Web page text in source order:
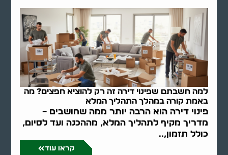
למה חשבתם שפינוי דירה זה רק להוציא חפצים? מה
באמת קורה במהלך התהליך המלא
פינוי דירה הוא הרבה יותר ממה שחושבים –
מדריך מקיף לתהליך המלא, מההכנה ועד לסיום,
כולל תזמון,..
קראו עוד